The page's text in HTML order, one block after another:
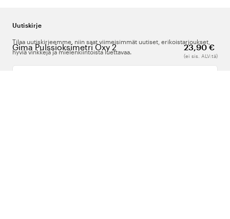
Gima Pulssioksimetri Oxy 2 23,90 €
(ei sis. ALV:tä)
Uutiskirje
Tilaa uutiskirjeemme, niin saat viimeisimmät uutiset, erikoistarjoukset,
hyviä vinkkejä ja mielenkiintoista luettavaa.
Kirjoita sähköpostiosoitteesi